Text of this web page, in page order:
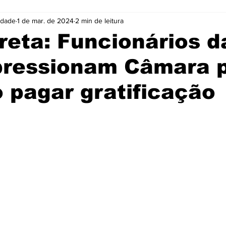
Cidades Coluna Concursos
Emprego Enquete Eventos Fotos
Noticias Policia Publicidade
Funcionários
Câmara
pagar gratificação
1 de mar. de 2024 2 min de leitura
5 estrelas.